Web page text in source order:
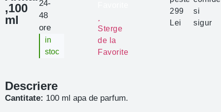
,100
ml
24-
48
ore
in
stoc
Sterge
de la
Favorite
299
Lei
si
sigur
Descriere
Cantitate: 100 ml apa de parfum.